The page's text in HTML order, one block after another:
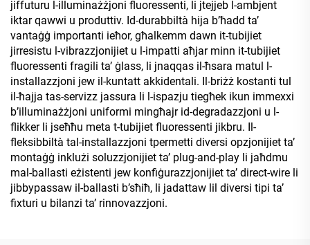
jiffuturu l-illuminażżjoni fluoressenti, li jtejjeb l-ambjent
iktar qawwi u produttiv. Id-durabbiltà hija b’ħadd ta’
vantaġġ importanti ieħor, għalkemm dawn it-tubijiet
jirresistu l-vibrazzjonijiet u l-impatti aħjar minn it-tubijiet
fluoressenti fragili ta’ ġlass, li jnaqqas il-ħsara matul l-
installazzjoni jew il-kuntatt akkidentali. Il-briżż kostanti tul
il-ħajja tas-servizz jassura li l-ispazju tiegħek ikun immexxi
b’illuminażżjoni uniformi mingħajr id-degradazzjoni u l-
flikker li jseħħu meta t-tubijiet fluoressenti jikbru. Il-
fleksibbiltà tal-installazzjoni tpermetti diversi opzjonijiet ta’
montaġġ inklużi soluzzjonijiet ta’ plug-and-play li jaħdmu
mal-ballasti eżistenti jew konfiġurazzjonijiet ta’ direct-wire li
jibbypassaw il-ballasti b’sħiħ, li jadattaw lil diversi tipi ta’
fixturi u bilanzi ta’ rinnovazzjoni.